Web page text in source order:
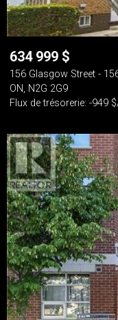
634 999 $
156 Glasgow Street -
ON, N2G 2G9
Flux de trésorerie: -949